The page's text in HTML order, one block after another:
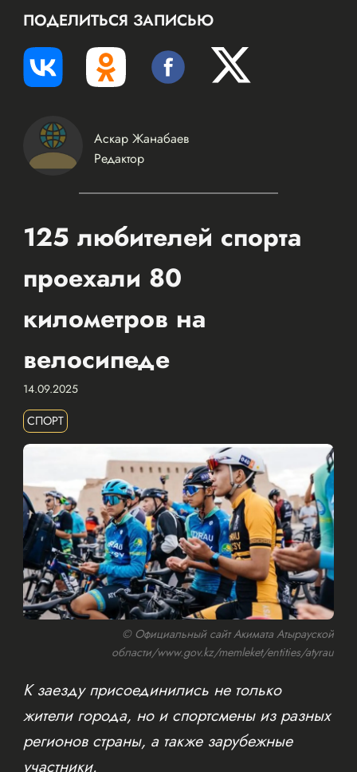
ПОДЕЛИТЬСЯ ЗАПИСЬЮ
Аскар Жанабаев
Редактор
125 любителей спорта
проехали 80
километров на
велосипеде
14.09.2025
СПОРТ
© Официальный сайт Акимата Атырауской
области/www.gov.kz/memleket/entities/atyrau
К заезду присоединились не только
жители города, но и спортсмены из разных
регионов страны, а также зарубежные
участники.